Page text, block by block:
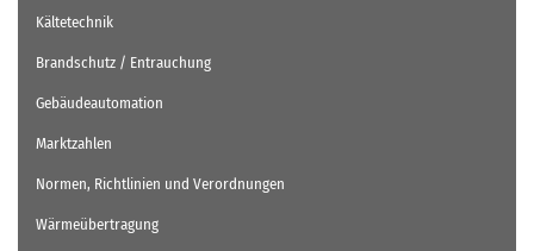
Kältetechnik
Brandschutz / Entrauchung
Gebäudeautomation
Marktzahlen
Normen, Richtlinien und Verordnungen
Wärmeübertragung